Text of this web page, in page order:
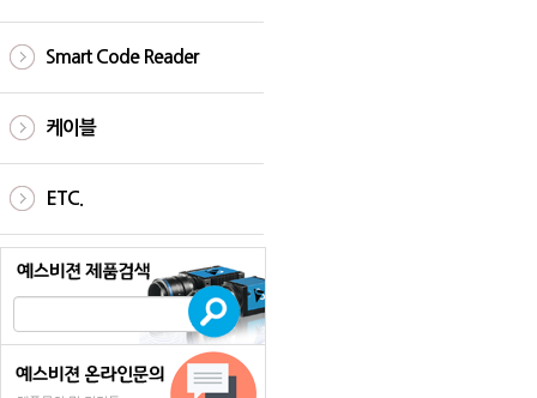
Smart Code Reader
케이블
ETC.